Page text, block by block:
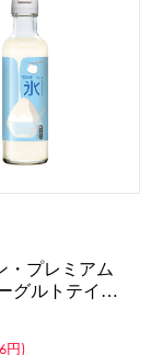
・プレミアム
グルトテイス
円)